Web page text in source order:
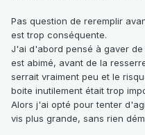
Pas question de reremplir
est trop conséquente.
J'ai d'abord pensé à gaver
est abimé, avant de la
serrait vraiment peu et le
boite inutilement était trop
Alors j'ai opté pour tenter
vis plus grande, sans rien